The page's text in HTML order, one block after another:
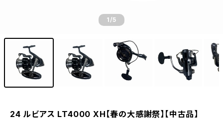
1/5
24 ルビアス LT4000 XH【春の大感謝祭】【中古品】